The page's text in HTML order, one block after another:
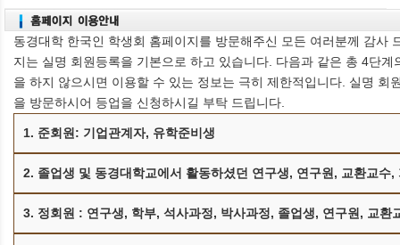
동경대학 한국인 학생회 홈페이지를 방문해주신 모든 여러분께 감사
지는 실명 회원등록을 기본으로 하고 있습니다. 다음과 같은 총 4단
을 하지 않으시면 이용할 수 있는 정보는 극히 제한적입니다. 실명 회
을 방문하시어 등업을 신청하시길 부탁 드립니다.
1. 준회원: 기업관계자, 유학준비생
2. 졸업생 및 동경대학교에서 활동하셨던 연구생, 연구원, 교환교수
3. 정회원 : 연구생, 학부, 석사과정, 박사과정, 졸업생, 연구원, 교환